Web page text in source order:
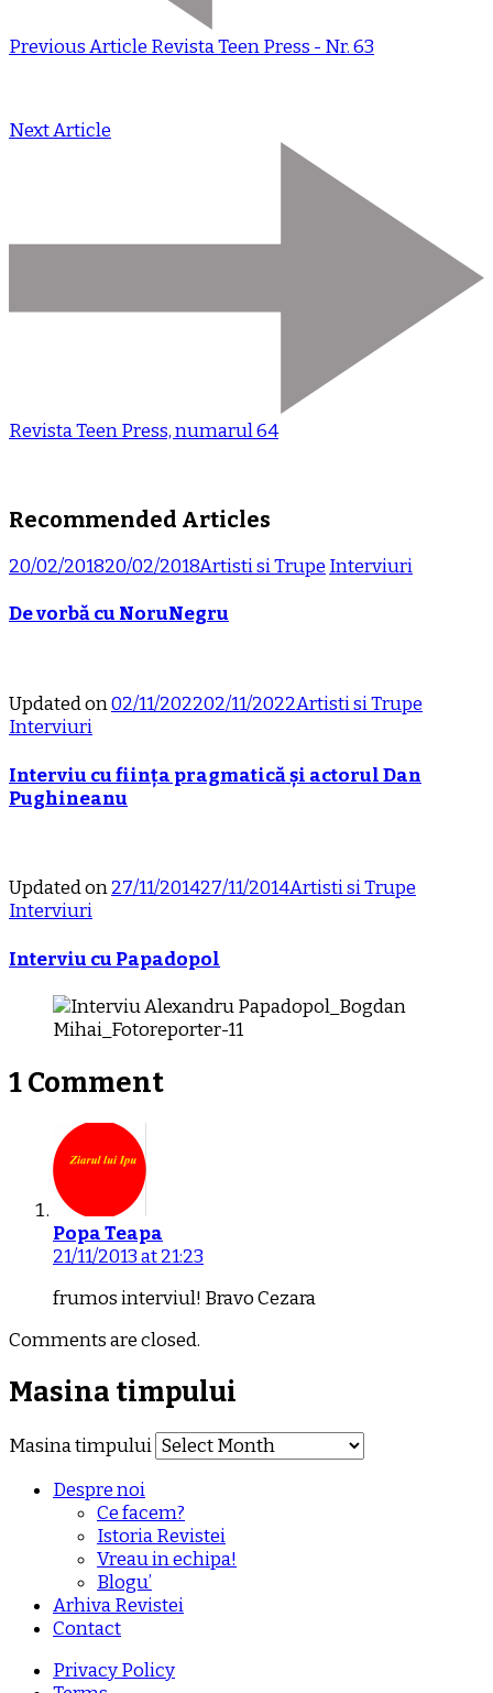
Previous Article Revista Teen Press - Nr. 63
Next Article
Revista Teen Press, numarul 64
Recommended Articles
20/02/201820/02/2018Artisti si Trupe Interviuri
De vorbă cu NoruNegru
Updated on02/11/202202/11/2022Artisti si Trupe
Interviuri
Interviu cu ființa pragmatică și actorul Dan
Pughineanu
Updated on27/11/201427/11/2014Artisti si Trupe
Interviuri
Interviu cu Papadopol
1 Comment
Popa Teapa
21/11/2013 at 21:23
frumos interviul! Bravo Cezara
Comments are closed.
Masina timpului
Masina timpului
Despre noi
Ce facem?
Istoria Revistei
Vreau in echipa!
Blogu’
Arhiva Revistei
Contact
Privacy Policy